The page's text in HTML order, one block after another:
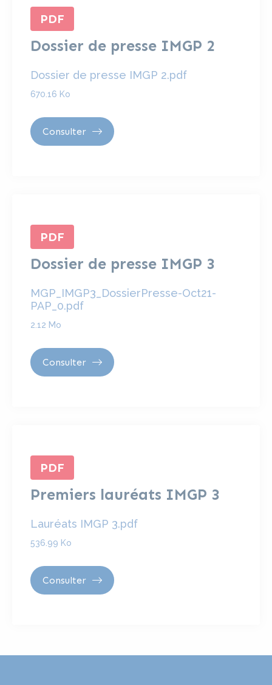
PDF
Dossier de presse IMGP 2
Dossier de presse IMGP 2.pdf
670.16 Ko
Consulter
PDF
Dossier de presse IMGP 3
MGP_IMGP3_DossierPresse-Oct21-
PAP_0.pdf
2.12 Mo
Consulter
PDF
Premiers lauréats IMGP 3
Lauréats IMGP 3.pdf
536.99 Ko
Consulter